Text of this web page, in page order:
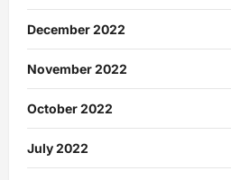
December 2022
November 2022
October 2022
July 2022